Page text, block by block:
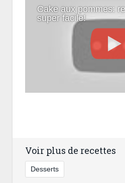
Cake aux pommes:
super facile!
Voir plus de recettes
Desserts